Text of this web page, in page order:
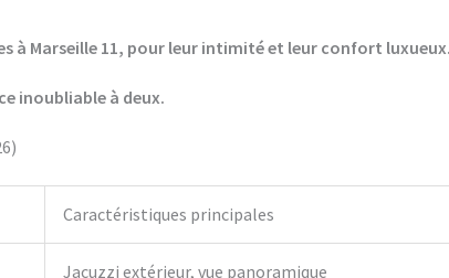
à Marseille 11, pour leur intimité et leur confort luxueux.
inoubliable à deux.
Caractéristiques principales
Jacuzzi extérieur, vue panoramique